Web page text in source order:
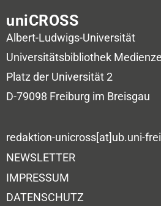
uniCROSS
Albert-Ludwigs-Universität
Universitätsbibliothek
Platz der Universität 2
D-79098 Freiburg im Breisgau
redaktion-unicross[at]ub.uni-
NEWSLETTER
IMPRESSUM
DATENSCHUTZ